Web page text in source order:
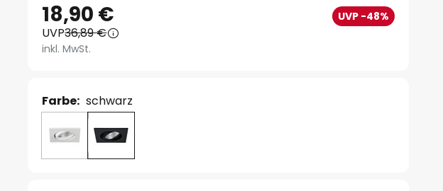
18,90 € UVP -48%
UVP36,89 €
inkl. MwSt.
Farbe: schwarz